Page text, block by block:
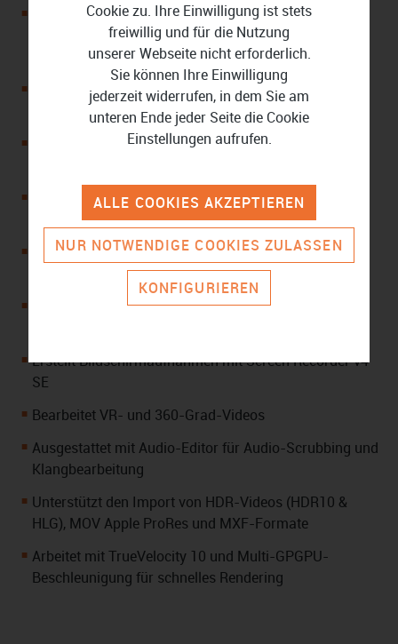
Ermöglicht eine professionelle Farbabstimmung inkl.
Look-up-Tabellen (LUT) und Optimierung durch
TrueTheater Color
Beherrscht Audio-Ducking für automatische
Lautstärkeanpassung
Reduziert mit NVIDIA Broadcast/Maxine-
Passt Transparenzen für dynamische und animierte
Videoinhalte an
Enthält Multi-Cam-Designer, Titeldesigner und
Videocollagen-Designer
Eignet sich für Multi-Sample Chroma Key und
Erstellt Bildschirmaufnahmen mit Screen Recorder v4
SE
Bearbeitet VR- und 360-Grad-Videos
Ausgestattet mit Audio-Editor für Audio-Scrubbing und
Klangbearbeitung
Unterstützt den Import von HDR-Videos (HDR10 &
HLG), MOV Apple ProRes und MXF-Formate
Arbeitet mit TrueVelocity 10 und Multi-GPGPU-
Beschleunigung für schnelles Rendering
Cookie zu. Ihre Einwilligung ist stets
freiwillig und für die Nutzung
unserer Webseite nicht erforderlich.
Sie können Ihre Einwilligung
jederzeit widerrufen, in dem Sie am
unteren Ende jeder Seite die Cookie
Einstellungen aufrufen.
NUR NOTWENDIGE COOKIES ZULASSEN
KONFIGURIEREN
ALLE COOKIES AKZEPTIEREN